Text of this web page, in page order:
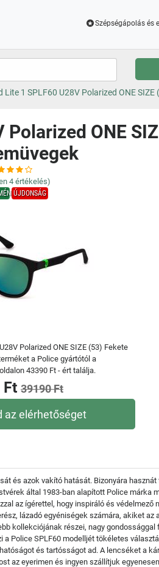
Szépségápolás és
Lite 1 SPLF60 U28V Polarized ONE
ONE
4 értékelés)
ÚJDONSÁG
Polarized ONE SIZE (53) Fekete
a Police gyártótól a
43390 Ft - ért találja.
Ft 39190 Ft
az elérhetőséget
és azok vakító hatását. Bizonyára
által 1983-ban alapított Police márka
az ígérettel, hogy inspiráló és védelmező
lázadó egyéniségek számára, akiket az
kollekciójának részei, nagy
Police SPLF60 modelljét tökéletes
és tartósságot ad. A lencséket a
az eyerimen és ingyen szállítjuk